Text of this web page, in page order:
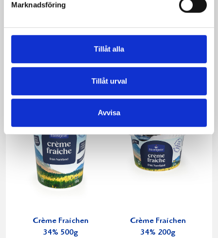
Marknadsföring
Tillåt alla
Tillåt urval
Avvisa
Crème Fraichen
34% 500g
Crème Fraichen
34% 200g